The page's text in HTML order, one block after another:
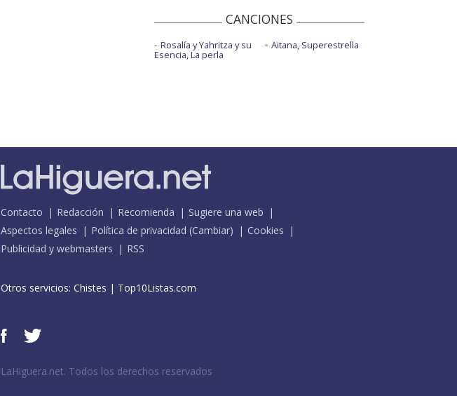
CANCIONES
Rosalía y Yahritza y su
Esencia, La perla
Aitana, Superestrella
Contacto Redacción Recomienda
Sugiere una web
Aspectos legales
Política de privacidad (Cambiar)
Cookies
Publicidad y webmasters
RSS
Otros servicios: Chistes | Top10Listas.com
LaHiguera.net. Todos los derechos reservados